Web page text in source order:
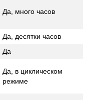
Да, много часов
Да, десятки часов
Да
Да, в циклическом
режиме